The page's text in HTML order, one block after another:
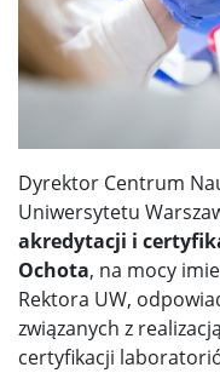
Dyrektor Centrum
Uniwersytetu
akredytacji i
Ochota, na mocy
Rektora UW,
związanych z
certyfikacji